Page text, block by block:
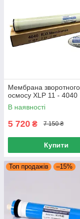
Мембрана зворотного
осмосу XLP 11 - 4040
В наявності
5 720 ₴ 7 150 ₴
Купити
Топ продажів –15%